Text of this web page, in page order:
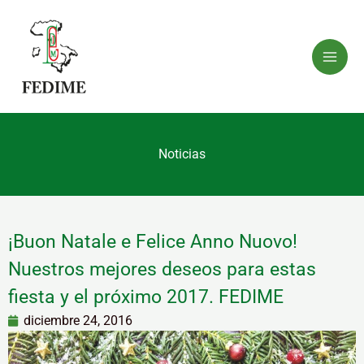
contenido
Noticias
¡Buon Natale e Felice Anno Nuovo!
Nuestros mejores deseos para estas
fiesta y el próximo 2017. FEDIME
diciembre 24, 2016